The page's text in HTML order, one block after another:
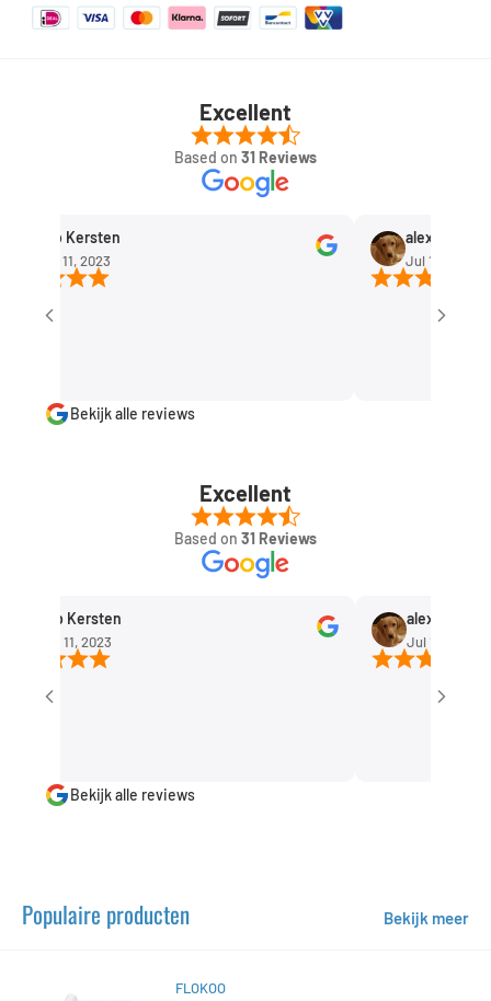
Excellent
Based on 31 Reviews
Rob Kersten
Sep 11, 2023
alexandra
Jul 1, 2023
Bekijk alle reviews
Excellent
Based on 31 Reviews
Rob Kersten
Sep 11, 2023
alexandra
Jul 1, 2023
Bekijk alle reviews
Populaire producten Bekijk meer
FLOKOO